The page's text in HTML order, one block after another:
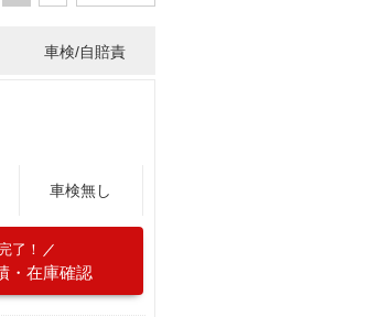
車検/自賠責
車検無し
了！
・在庫確認